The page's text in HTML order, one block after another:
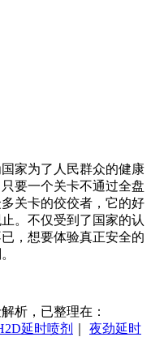
家为了人民群众的健康
要一个关卡不通过全盘
关卡的佼佼者，它的好
。不仅受到了国家的认
，想要体验真正安全的
析，已整理在：
延时喷剂
夜劲延时